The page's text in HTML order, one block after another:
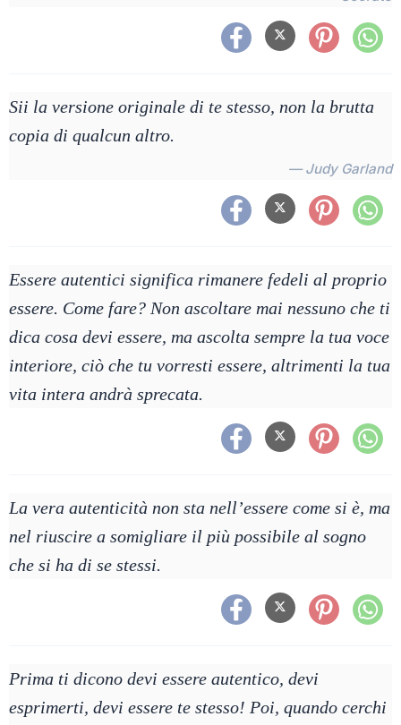
Sii la versione originale di te stesso, non la brutta
copia di qualcun altro.
— Judy Garland
Essere autentici significa rimanere fedeli al proprio
essere. Come fare? Non ascoltare mai nessuno che ti
dica cosa devi essere, ma ascolta sempre la tua voce
interiore, ciò che tu vorresti essere, altrimenti la tua
vita intera andrà sprecata.
La vera autenticità non sta nell’essere come si è, ma
nel riuscire a somigliare il più possibile al sogno
che si ha di se stessi.
Prima ti dicono devi essere autentico, devi
esprimerti, devi essere te stesso! Poi, quando cerchi